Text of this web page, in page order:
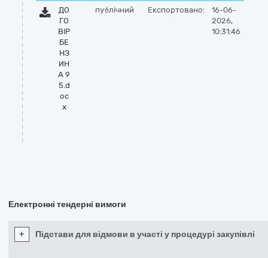
ДО
ГО
ВІР
БЕ
НЗ
ИН
А 9
5.d
oc
x
публічний Експортовано:
16-06-
2026,
10:31:46
Електронні тендерні вимоги
+ Підстави для відмови в участі у процедурі закупівлі